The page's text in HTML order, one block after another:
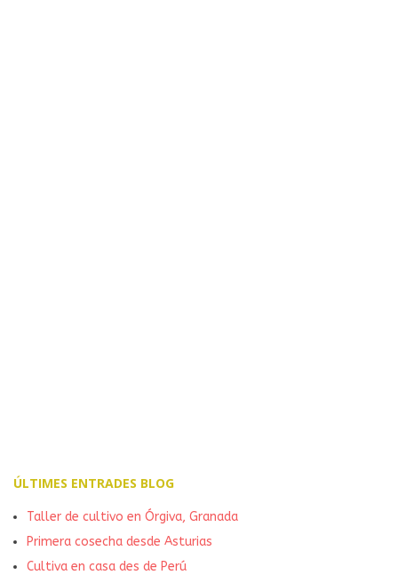
ÚLTIMES ENTRADES BLOG
Taller de cultivo en Órgiva, Granada
Primera cosecha desde Asturias
Cultiva en casa des de Perú